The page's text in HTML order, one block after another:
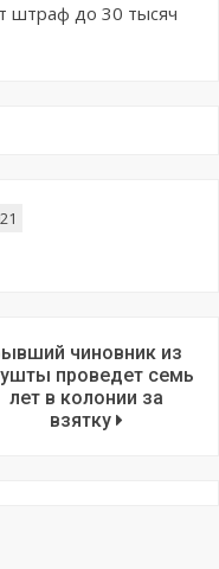
штраф до 30 тысяч
чиновник из
проведет семь
лет в колонии за
взятку